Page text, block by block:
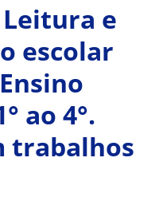
e
escolar
ao 4°.
trabalhos